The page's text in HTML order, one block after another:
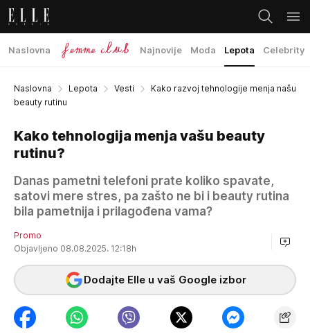
Naslovna Najnovije Moda Lepota Celebrity
Naslovna Lepota Vesti
Kako razvoj tehnologije menja našu
beauty rutinu
Kako tehnologija menja vašu beauty
rutinu?
Danas pametni telefoni prate koliko spavate,
satovi mere stres, pa zašto ne bi i beauty rutina
bila pametnija i prilagođena vama?
Promo
Objavljeno 08.08.2025. 12:18h
Dodajte Elle u vaš Google izbor